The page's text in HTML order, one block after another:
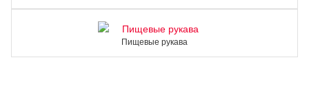
Пищевые рукава